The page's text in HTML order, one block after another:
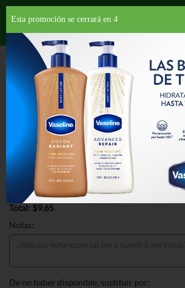
Departamentos
HOME HOGAR, SALUD Y BELLEZA
CANDLES
LUMINARIAS
80 CT
$9.65
Total: $9.65
Notas:
De no haber disponible, sustituir por:
Esta promoción se cerrará en 4